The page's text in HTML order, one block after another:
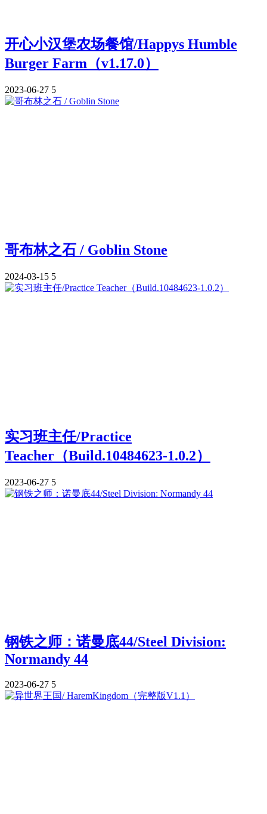
开心小汉堡农场餐馆/Happys Humble
Burger Farm（v1.17.0）
2023-06-27 5
哥布林之石 / Goblin Stone
2024-03-15 5
实习班主任/Practice
Teacher（Build.10484623-1.0.2）
2023-06-27 5
钢铁之师：诺曼底44/Steel Division:
Normandy 44
2023-06-27 5